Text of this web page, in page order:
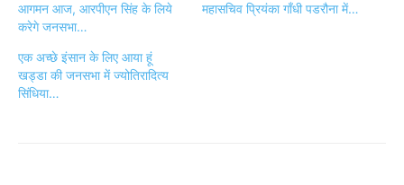
आगमन आज, आरपीएन सिंह के लिये
करेगे जनसभा…
महासचिव प्रियंका गाँधी पडरौना में…
एक अच्छे इंसान के लिए आया हूं
खड्डा की जनसभा में ज्योतिरादित्य
सिंधिया…